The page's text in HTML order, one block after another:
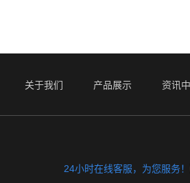
关于我们 产品展示 资讯
24小时在线客服，为您服务！